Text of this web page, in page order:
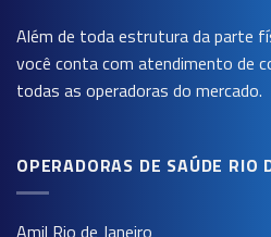
Além de toda estrutura da parte
você conta com atendimento de
todas as operadoras do mercado.
OPERADORAS DE SAÚDE RIO
Amil Rio de Janeiro